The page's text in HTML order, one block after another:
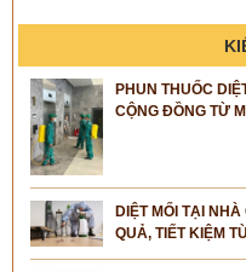
PHUN THUỐC
CỘNG ĐỒNG TỪ
DIỆT MỐI TẠI
QUẢ, TIẾT KIỆM